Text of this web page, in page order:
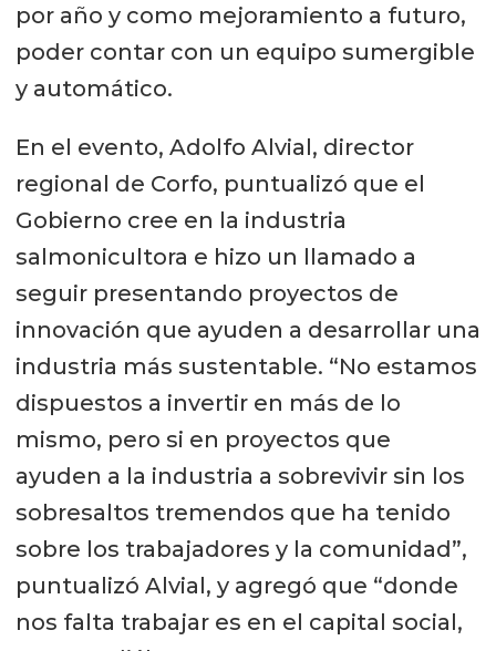
por año y como mejoramiento a futuro,
poder contar con un equipo sumergible
y automático.
En el evento, Adolfo Alvial, director
regional de Corfo, puntualizó que el
Gobierno cree en la industria
salmonicultora e hizo un llamado a
seguir presentando proyectos de
innovación que ayuden a desarrollar una
industria más sustentable. “No estamos
dispuestos a invertir en más de lo
mismo, pero si en proyectos que
ayuden a la industria a sobrevivir sin los
sobresaltos tremendos que ha tenido
sobre los trabajadores y la comunidad”,
puntualizó Alvial, y agregó que “donde
nos falta trabajar es en el capital social,